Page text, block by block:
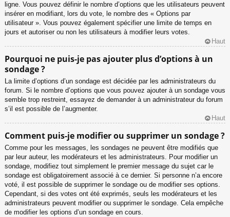
ligne. Vous pouvez définir le nombre d’options que les utilisateurs peuvent
insérer en modifiant, lors du vote, le nombre des « Options par
utilisateur ». Vous pouvez également spécifier une limite de temps en
jours et autoriser ou non les utilisateurs à modifier leurs votes.
Haut
Pourquoi ne puis-je pas ajouter plus d’options à un
sondage ?
La limite d’options d’un sondage est décidée par les administrateurs du
forum. Si le nombre d’options que vous pouvez ajouter à un sondage vous
semble trop restreint, essayez de demander à un administrateur du forum
s’il est possible de l’augmenter.
Haut
Comment puis-je modifier ou supprimer un sondage ?
Comme pour les messages, les sondages ne peuvent être modifiés que
par leur auteur, les modérateurs et les administrateurs. Pour modifier un
sondage, modifiez tout simplement le premier message du sujet car le
sondage est obligatoirement associé à ce dernier. Si personne n’a encore
voté, il est possible de supprimer le sondage ou de modifier ses options.
Cependant, si des votes ont été exprimés, seuls les modérateurs et les
administrateurs peuvent modifier ou supprimer le sondage. Cela empêche
de modifier les options d’un sondage en cours.